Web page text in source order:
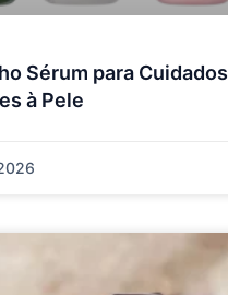
Sérum para Cuidados
à Pele